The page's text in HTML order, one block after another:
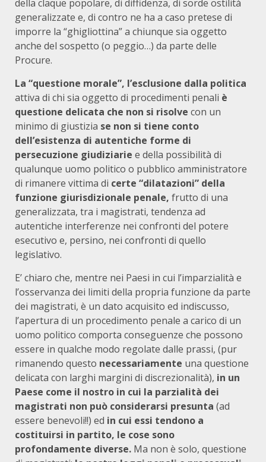
della claque popolare, di diffidenza, di sorde ostilità
generalizzate e, di contro ne ha a caso pretese di
imporre la “ghigliottina” a chiunque sia oggetto
anche del sospetto (o peggio…) da parte delle
Procure.
La “questione morale”, l’esclusione dalla politica
attiva di chi sia oggetto di procedimenti penali è
questione delicata che non si risolve con un
minimo di giustizia se non si tiene conto
dell’esistenza di autentiche forme di
persecuzione giudiziarie e della possibilità di
qualunque uomo politico o pubblico amministratore
di rimanere vittima di certe “dilatazioni” della
funzione giurisdizionale penale, frutto di una
generalizzata, tra i magistrati, tendenza ad
autentiche interferenze nei confronti del potere
esecutivo e, persino, nei confronti di quello
legislativo.
E’ chiaro che, mentre nei Paesi in cui l’imparzialità e
l’osservanza dei limiti della propria funzione da parte
dei magistrati, è un dato acquisito ed indiscusso,
l’apertura di un procedimento penale a carico di un
uomo politico comporta conseguenze che possono
essere in qualche modo regolate dalle prassi, (pur
rimanendo questo necessariamente una questione
delicata con larghi margini di discrezionalità), in un
Paese come il nostro in cui la parzialità dei
magistrati non può considerarsi presunta (ad
essere benevoli!!) ed in cui essi tendono a
costituirsi in partito, le cose sono
profondamente diverse. Ma non è solo, questione